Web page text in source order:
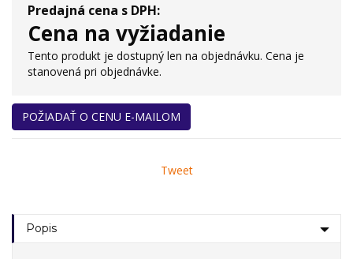
Predajná cena s DPH:
Cena na vyžiadanie
Tento produkt je dostupný len na objednávku. Cena je
stanovená pri objednávke.
POŽIADAŤ O CENU E-MAILOM
Tweet
Popis